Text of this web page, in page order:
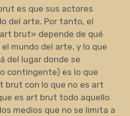
es que sus actores
del arte. Por tanto, el
brut» depende de qué
mundo del arte, y lo que
del lugar donde se
contingente) es lo que
brut con lo que no es art
es art brut todo aquello
medios que no se limita a